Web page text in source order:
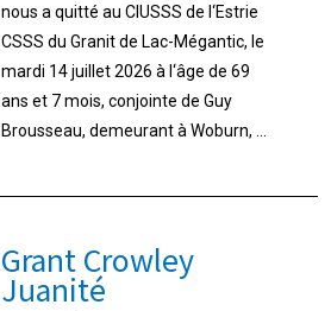
nous a quitté au CIUSSS de l‘Estrie
CSSS du Granit de Lac-Mégantic, le
mardi 14 juillet 2026 à l‘âge de 69
ans et 7 mois, conjointe de Guy
Brousseau, demeurant à Woburn, ...
Grant Crowley
Juanité